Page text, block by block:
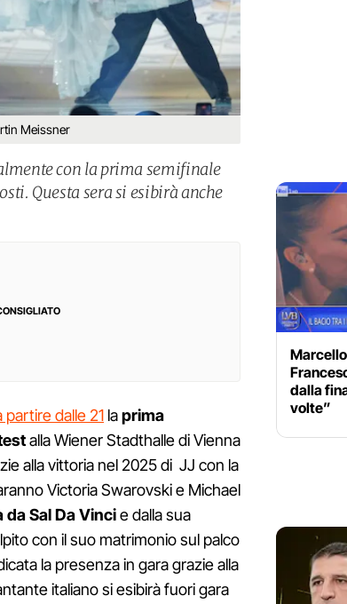
Meissner
con la prima semifinale
Questa sera si esibirà anche
partire dalle 21 laprima
alla Wiener Stadthalle di Vienna
alla vittoria nel 2025 di JJ con la
Victoria Swarovski e Michael
Sal Da Vincie dalla sua
con il suo matrimonio sul palco
la presenza in gara grazie alla
italiano si esibirà fuori gara
dalla
volte”